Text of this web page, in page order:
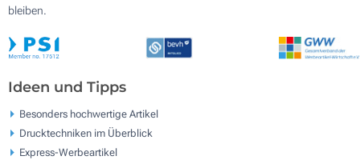
bleiben.
Ideen und Tipps
Besonders hochwertige Artikel
Drucktechniken im Überblick
Express-Werbeartikel